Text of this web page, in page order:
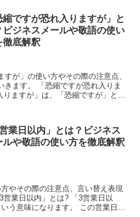
縮ですが恐れ入りますが」と
ビジネスメールや敬語の使い
徹底解釈
が」の使い方やその際の注意点、
ます。 「恐縮ですが恐れ入りま
ますが」は、「恐縮ですが」と
営業日以内」とは？ビジネス
ルや敬語の使い方を徹底解釈
やその際の注意点、言い替え表現
業日以内」とは? 「3営業日以
う意味になります。 この営業日と